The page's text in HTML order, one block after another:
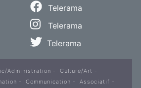
Telerama
Telerama
Telerama
Administration
Culture/Art
Communication
Associatif